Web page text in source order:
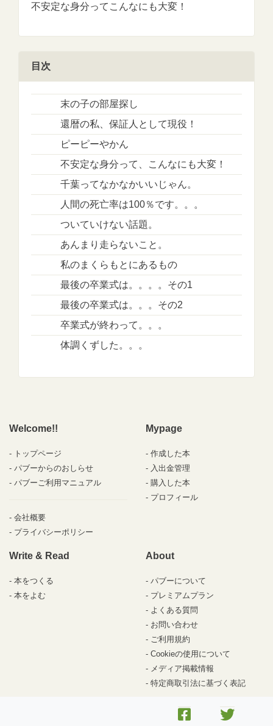
不安定な身分ってこんなにも大変！
目次
末の子の部屋探し
還暦の私、保証人として現役！
ピーピーやかん
不安定な身分って、こんなにも大変！
千葉ってなかなかいいじゃん。
人間の死亡率は100％です。。。
ついていけない話題。
あんまり走らないこと。
私のまくらもとにあるもの
最後の卒業式は。。。。その1
最後の卒業式は。。。その2
卒業式が終わって。。。
体調くずした。。。
Welcome!!
トップページ
パブーからのおしらせ
パブーご利用マニュアル
会社概要
プライバシーポリシー
Mypage
作成した本
入出金管理
購入した本
プロフィール
Write & Read
本をつくる
本をよむ
About
パブーについて
プレミアムプラン
よくある質問
お問い合わせ
ご利用規約
Cookieの使用について
メディア掲載情報
特定商取引法に基づく表記
All rights reserved.